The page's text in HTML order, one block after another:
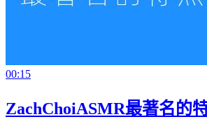
00:15
ZachChoiASMR最著名的